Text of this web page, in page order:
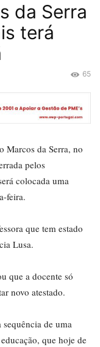
da Serra
terá
65
Marcos da Serra, no
pelos
colocada uma
feira.
que tem estado
Lusa.
que a docente só
novo atestado.
de uma
que hoje de